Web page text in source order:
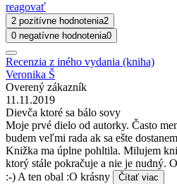
reagovať
2 pozitívne hodnotenia2
0 negatívne hodnotenia0
Recenzia z iného vydania (kniha)
Veronika Š
Overený zákazník
11.11.2019
Dievča ktoré sa bálo sovy
Moje prvé dielo od autorky. Často
budem veľmi rada ak sa ešte
Knižka ma úplne pohltila. Milujem
ktorý stále pokračuje a nie je nudný.
:-) A ten obal :O krásny
Čítať viac